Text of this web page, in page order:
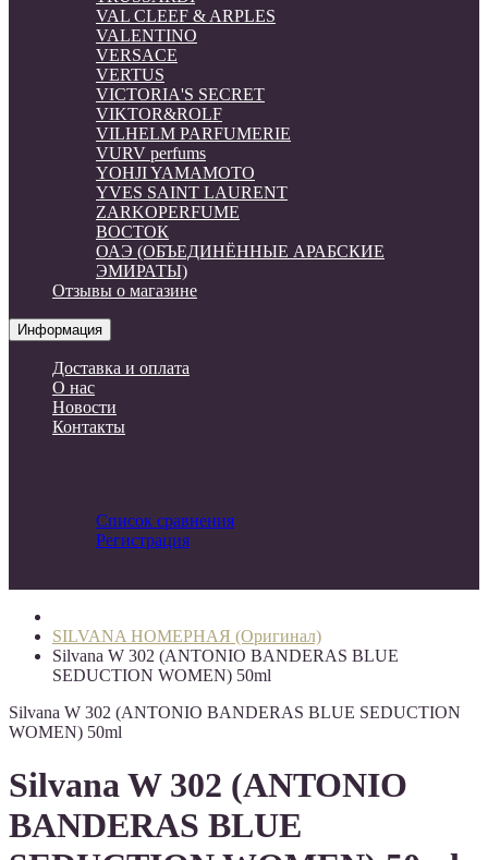
VAL CLEEF & ARPLES
VALENTINO
VERSACE
VERTUS
VICTORIA'S SECRET
VIKTOR&ROLF
VILHELM PARFUMERIE
VURV perfums
YOHJI YAMAMOTO
YVES SAINT LAURENT
ZARKOPERFUME
ВОСТОК
ОАЭ (ОБЪЕДИНЁННЫЕ АРАБСКИЕ
ЭМИРАТЫ)
Отзывы о магазине
Информация
Доставка и оплата
О нас
Новости
Контакты
Список сравнения
Регистрация
SILVANA НОМЕРНАЯ (Оригинал)
Silvana W 302 (ANTONIO BANDERAS BLUE
SEDUCTION WOMEN) 50ml
Silvana W 302 (ANTONIO BANDERAS BLUE SEDUCTION
WOMEN) 50ml
Silvana W 302 (ANTONIO
BANDERAS BLUE